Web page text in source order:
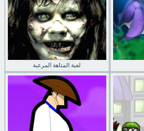
لعبة المتاهة المرعبة